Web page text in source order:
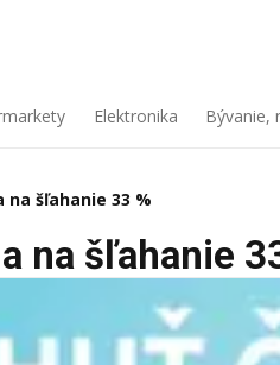
Elektronika Bývanie,
na šľahanie 33 %
na šľahanie